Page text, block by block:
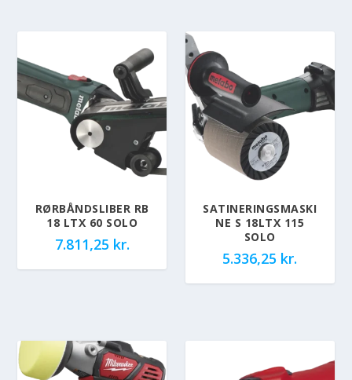
RØRBÅNDSLIBER RB
18 LTX 60 SOLO
7.811,25 kr.
SATINERINGSMASKI
NE S 18LTX 115
SOLO
5.336,25 kr.